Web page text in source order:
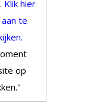
Klik hier
te
op